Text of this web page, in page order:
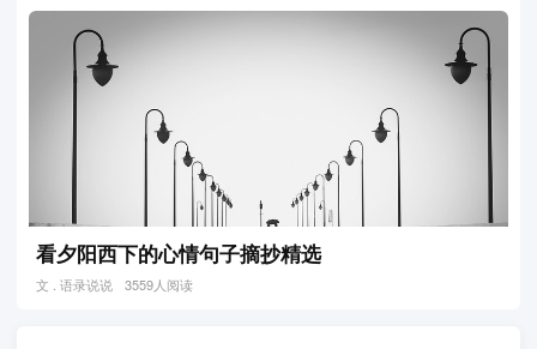
看夕阳西下的心情句子摘抄精选
文 . 语录说说 3559人阅读